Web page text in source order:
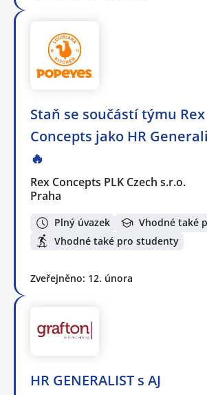
Staň se součástí týmu Rex
Concepts jako HR
🔥
Rex Concepts PLK Czech s.r.o.
Praha
Plný úvazek
Vhodné také
Vhodné také pro studenty
Zveřejněno: 12. února
HR GENERALIST s AJ